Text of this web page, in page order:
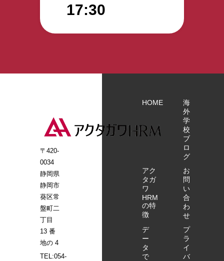
17:30
〒420-
0034
静岡県
静岡市
葵区常
盤町二
丁目
13 番
地の 4
TEL:054-
HOME
アク
タガ
ワ
HRM
の特
徴
デ
ー
タ
で
海
外
学
校
ブ
ロ
グ
お
問
い
合
わ
せ
プ
ラ
イ
バ